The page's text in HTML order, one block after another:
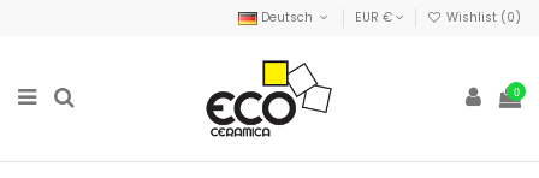
Deutsch EUR € Wishlist (0)
0